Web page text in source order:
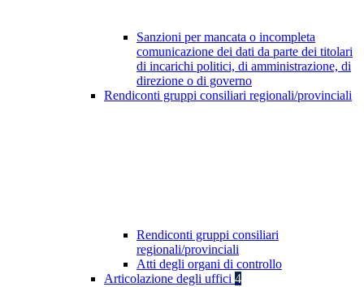
Sanzioni per mancata o incompleta
comunicazione dei dati da parte dei titolari
di incarichi politici, di amministrazione, di
direzione o di governo
Rendiconti gruppi consiliari regionali/provinciali
Rendiconti gruppi consiliari
regionali/provinciali
Atti degli organi di controllo
Articolazione degli uffici 4